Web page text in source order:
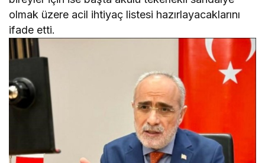
olmak üzere acil ihtiyaç listesi hazırlayacaklarını
ifade etti.